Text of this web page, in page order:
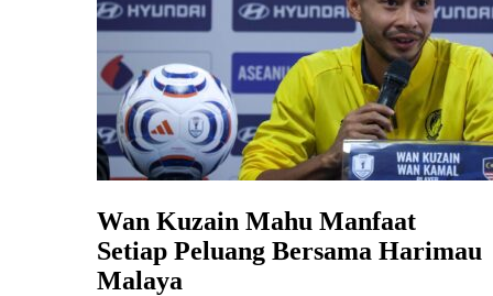
Wan Kuzain Mahu Manfaat
Setiap Peluang Bersama Harimau
Malaya